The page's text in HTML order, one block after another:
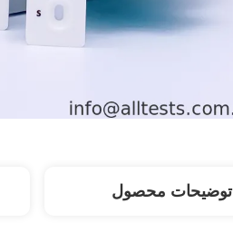
توضیحات محصول